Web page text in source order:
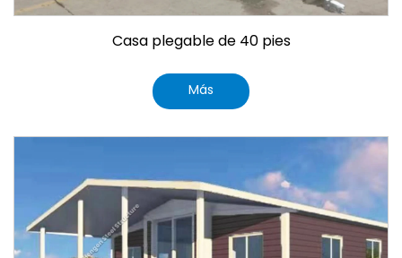
Casa plegable de 40 pies
Más